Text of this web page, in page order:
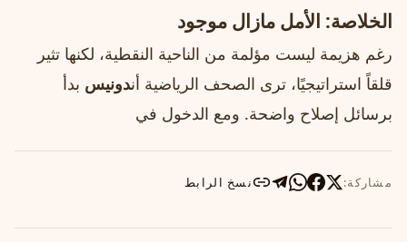
الخلاصة: الأمل مازال موجود
رغم هزيمة ليست مؤلمة من الناحية النقطية، لكنها تثير
قلقاً استراتيجيًا، ترى الصحف الرياضية أندونيس بدأ
برسائل إصلاح واضحة. ومع الدخول في
مشاركة: نسخ الرابط